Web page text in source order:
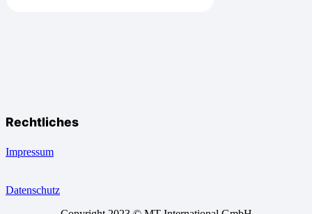
Rechtliches
Impressum
Datenschutz